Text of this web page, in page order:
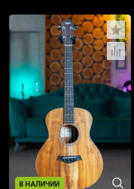
В НАЛИЧИИ